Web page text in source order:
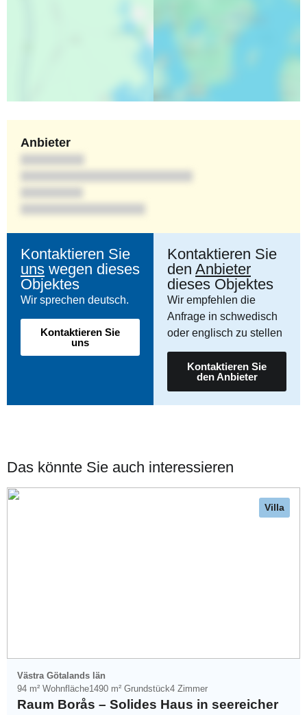
Anbieter
Kontaktieren Sie
uns wegen dieses
Objektes
Wir sprechen deutsch.
Kontaktieren Sie
uns
Kontaktieren Sie
den Anbieter
dieses Objektes
Wir empfehlen die
Anfrage in schwedisch
oder englisch zu stellen
Kontaktieren Sie
den Anbieter
Das könnte Sie auch interessieren
Villa
Västra Götalands län
94 m² Wohnfläche1490 m² Grundstück4 Zimmer
Raum Borås – Solides Haus in seereicher